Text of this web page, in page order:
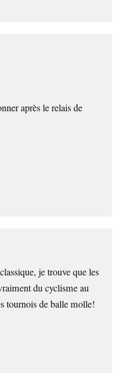
après le relais de
je trouve que les
du cyclisme au
tournois de balle molle!